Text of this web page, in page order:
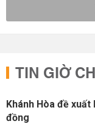
TIN GIỜ
Khánh Hòa đề
đồng